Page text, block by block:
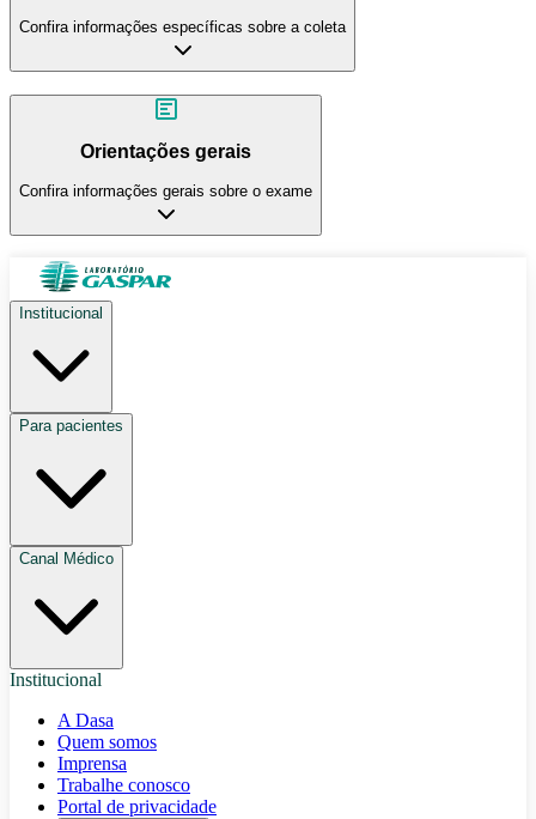
Confira informações específicas sobre a coleta
Orientações gerais
Confira informações gerais sobre o exame
Institucional
Para pacientes
Canal Médico
Institucional
A Dasa
Quem somos
Imprensa
Trabalhe conosco
Portal de privacidade